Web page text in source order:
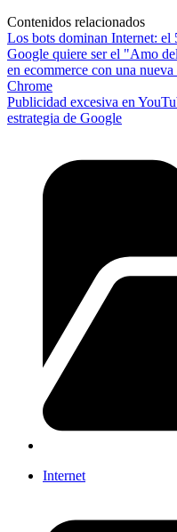
Contenidos relacionados
Los bots dominan Internet: el
Google quiere ser el "Amo
en ecommerce con una
Chrome
Publicidad excesiva en
estrategia de Google
Internet